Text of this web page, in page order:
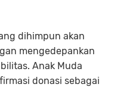
dihimpun akan
mengedepankan
Anak Muda
donasi sebagai